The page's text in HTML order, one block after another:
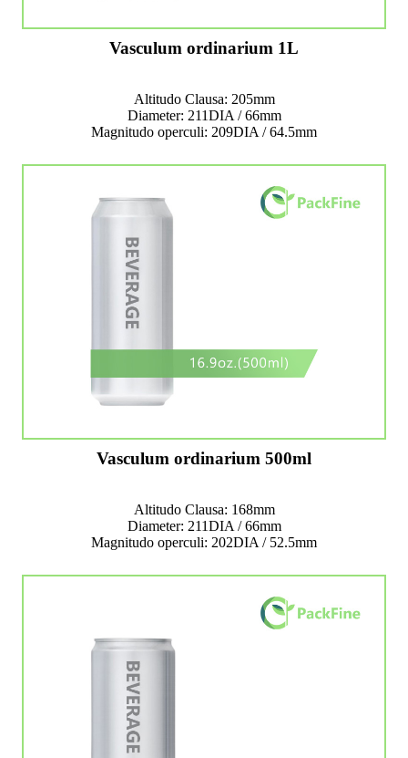
Vasculum ordinarium 1L
Altitudo Clausa: 205mm
Diameter: 211DIA / 66mm
Magnitudo operculi: 209DIA / 64.5mm
Vasculum ordinarium 500ml
Altitudo Clausa: 168mm
Diameter: 211DIA / 66mm
Magnitudo operculi: 202DIA / 52.5mm